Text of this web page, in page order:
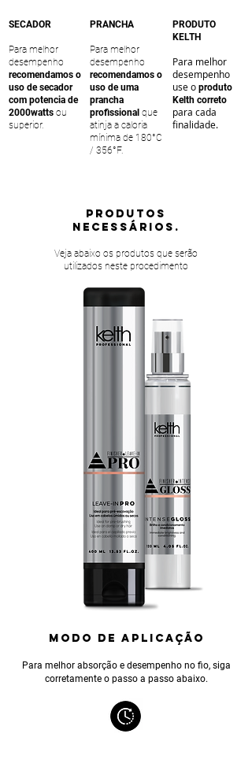
SECADOR
Para melhor
desempenho
recomendamos o
uso de secador
com potencia de
2000watts ou
superior.
PRANCHA
Para melhor
desempenho
recomendamos o
uso de uma
prancha
profissional que
atinja a caloria
mínima de 180°C
/ 356°F.
PRODUTO
KELTH
Para melhor
desempenho
use o produto
Kelth correto
para cada
finalidade.
PRODUTOS
NECESSÁRIOS.
Veja abaixo os produtos que serão
utilizados neste procedimento
MODO DE APLICAÇÃO
Para melhor absorção e desempenho no fio, siga
corretamente o passo a passo abaixo.